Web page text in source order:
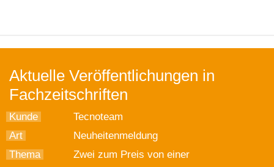
Aktuelle Veröffentlichungen in
Fachzeitschriften
Kunde
Tecnoteam
Art
Neuheitenmeldung
Thema
Zwei zum Preis von einer